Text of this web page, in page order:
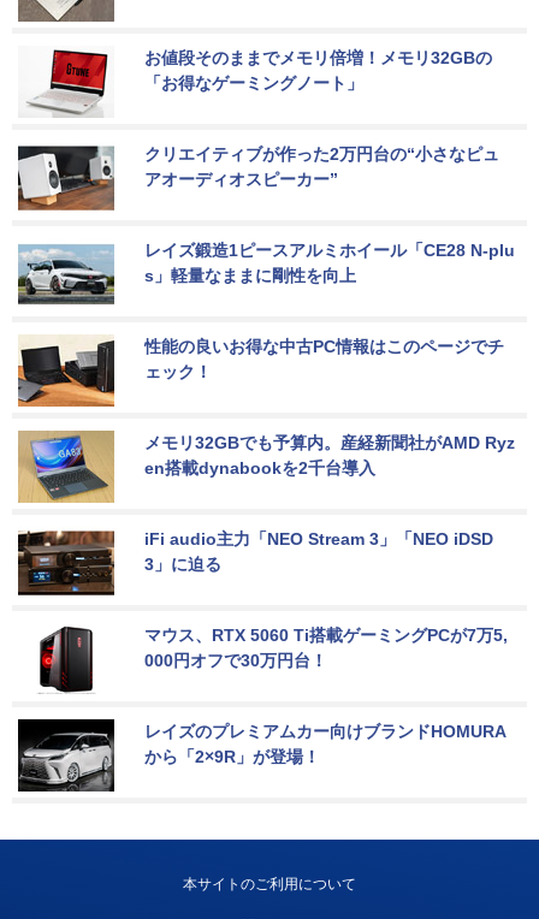
お値段そのままでメモリ倍増！メモリ32GBの
「お得なゲーミングノート」
クリエイティブが作った2万円台の“小さなピュ
アオーディオスピーカー”
レイズ鍛造1ピースアルミホイール「CE28 N-plu
s」軽量なままに剛性を向上
性能の良いお得な中古PC情報はこのページでチ
ェック！
メモリ32GBでも予算内。産経新聞社がAMD Ryz
en搭載dynabookを2千台導入
iFi audio主力「NEO Stream 3」「NEO iDSD
3」に迫る
マウス、RTX 5060 Ti搭載ゲーミングPCが7万5,
000円オフで30万円台！
レイズのプレミアムカー向けブランドHOMURA
から「2×9R」が登場！
本サイトのご利用について